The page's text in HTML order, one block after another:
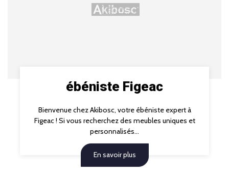
ébéniste Figeac
Bienvenue chez Akibosc, votre ébéniste expert à
Figeac ! Si vous recherchez des meubles uniques et
personnalisés...
En savoir plus